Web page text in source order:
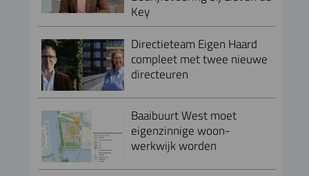
Key
Directieteam Eigen Haard
compleet met twee nieuwe
directeuren
Baaibuurt West moet
eigenzinnige woon-
werkwijk worden